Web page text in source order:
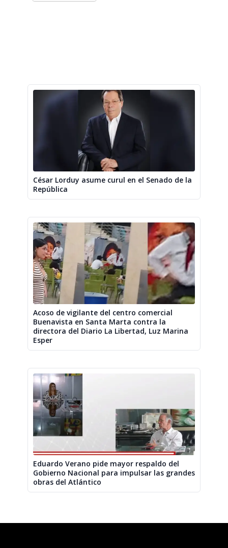
César Lorduy asume curul en el Senado de la
República
Acoso de vigilante del centro comercial
Buenavista en Santa Marta contra la
directora del Diario La Libertad, Luz Marina
Esper
Eduardo Verano pide mayor respaldo del
Gobierno Nacional para impulsar las grandes
obras del Atlántico